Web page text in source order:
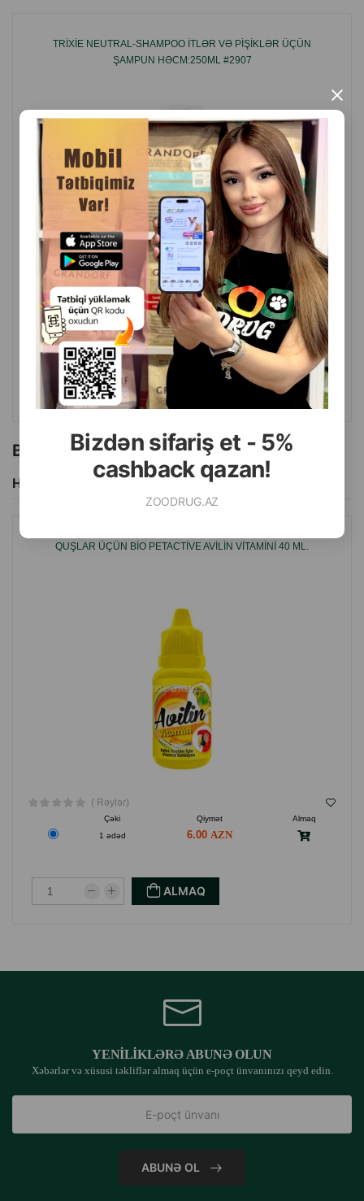
Bizdən sifariş et - 5%
cashback qazan!
ZOODRUG.AZ
×
İstifadə qaydaları:
Ev heyvanının tüklərini isti su ilə nəmləndirin. Şampunu 1:5
nisbətində su ilə seyreltin və yüngül masaj hərəkətləri ilə
bütün tük boyunca çəkin. 3-5 dəqiqə saxlayın, sonra yaxşıca
yuyun. Dəsmalla qurudun və darayın.
İstehsalçı ölkə:Türkiyə.
TRIXIE NEUTRAL-SHAMPOO ITLƏR VƏ PIŞIKLƏR ÜÇÜN
ŞAMPUN HƏCM:250ML #2907
( Rəylər)
Çəki Qiymət
Almaq
1 ədəd
7.00
ALMAQ
Bu brendin başqa məhsulları
Hamısını Gör
QUŞLAR ÜÇÜN BIO PETACTIVE AVILIN VITAMINI 40 ML.
( Rəylər)
Çəki Qiymət
Almaq
1 ədəd
6.00
ALMAQ
YENILIKLƏRƏ ABUNƏ OLUN
Xəbərlər və xüsusi təkliflər almaq üçün e-poçt ünvanınızı qeyd edin.
ABUNƏ OL